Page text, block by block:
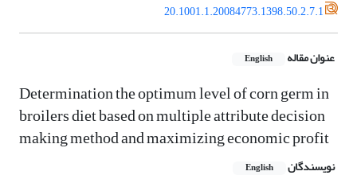
20.1001.1.20084773.1398.50.2.7.1
عنوان مقاله English
Determination the optimum level of corn germ in
broilers diet based on multiple attribute decision
making method and maximizing economic profit
نویسندگان English